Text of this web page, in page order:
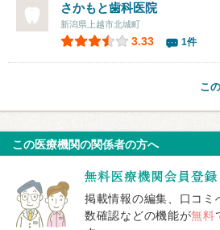
さかもと歯科医院
新潟県上越市北城町
3.33 1件
こ
この医療機関の関係者の方へ
掲載情報の編集、口コミ
数確認などの機能が無料